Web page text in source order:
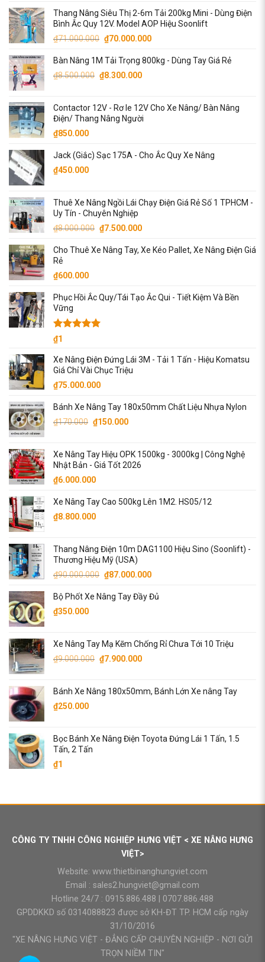
là:
₫5.000.000.
tại
là:
₫4.700.000.
Thang Nâng Siêu Thị 2-6m Tải 200kg Mini - Dùng Điện
Bình Ắc Quy 12V. Model AOP Hiệu Soonlift
₫71.000.000 Giá
là:
₫71.000.000.
₫70.000.000Giá
tại
Bàn Nâng 1M Tải Trọng 800kg - Dùng Tay Giá Rẻ
₫8.500.000 Giá
₫8.500.000.
₫8.300.000Giá
là:
₫8.300.000.
Contactor 12V - Rơ le 12V Cho Xe Nâng/ Bàn Nâng
Điện/ Thang Nâng Người
₫850.000
Jack (Giắc) Sạc 175A - Cho Ắc Quy Xe Nâng
₫450.000
Thuê Xe Nâng Ngồi Lái Chạy Điện Giá Rẻ Số 1 TPHCM -
Uy Tín - Chuyên Nghiệp
₫8.000.000 Giá
là:
₫7.500.000Giá
tại
Cho Thuê Xe Nâng Tay, Xe Kéo Pallet, Xe Nâng Điện Giá
Rẻ
₫600.000
Phục Hồi Ắc Quy/Tái Tạo Ắc Qui - Tiết Kiệm Và Bền
Vững
Được xếp
hạng
5 sao
₫1
Xe Nâng Điện Đứng Lái 3M - Tải 1 Tấn - Hiệu Komatsu
Giá Chỉ Vài Chục Triệu
₫75.000.000
Bánh Xe Nâng Tay 180x50mm Chất Liệu Nhựa Nylon
₫170.000 Giá
₫170.000.
₫150.000Giá
là:
₫150.000.
Xe Nâng Tay Hiệu OPK 1500kg - 3000kg | Công Nghệ
Nhật Bản - Giá Tốt 2026
₫6.000.000
Xe Nâng Tay Cao 500kg Lên 1M2. HS05/12
₫8.800.000
Thang Nâng Điện 10m DAG1100 Hiệu Sino (Soonlift) -
Thương Hiệu Mỹ (USA)
₫90.000.000 Giá
là:
₫87.000.000Giá
tại
Bộ Phốt Xe Nâng Tay Đầy Đủ
₫350.000
Xe Nâng Tay Mạ Kẽm Chống Rỉ Chưa Tới 10 Triệu
₫9.000.000 Giá
₫9.000.000.
₫7.900.000Giá
là:
Bánh Xe Nâng 180x50mm, Bánh Lớn Xe nâng Tay
₫250.000
Bọc Bánh Xe Nâng Điện Toyota Đứng Lái 1 Tấn, 1.5
Tấn, 2 Tấn
₫1
CÔNG TY TNHH CÔNG NGHIỆP HƯNG VIỆT < XE NÂNG HƯNG
VIỆT>
Website: www.thietbinanghungviet.com
Email : sales2.hungviet@gmail.com
Hotline 24/7 : 0915.886.488
0707.886.488
GPDDKKD số 0314088823 được sở KH-ĐT TP. HCM cấp ngày
31/10/2016
"XE NÂNG HƯNG VIỆT - ĐẲNG CẤP CHUYÊN NGHIỆP - NƠI GỬI
TRỌN NIỀM TIN"